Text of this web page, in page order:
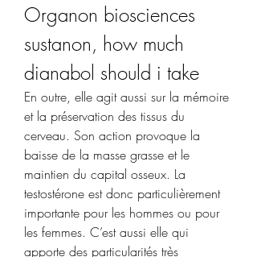
Organon biosciences
sustanon, how much
dianabol should i take
En outre, elle agit aussi sur la mémoire
et la préservation des tissus du
cerveau. Son action provoque la
baisse de la masse grasse et le
maintien du capital osseux. La
testostérone est donc particulièrement
importante pour les hommes ou pour
les femmes. C’est aussi elle qui
apporte des particularités très